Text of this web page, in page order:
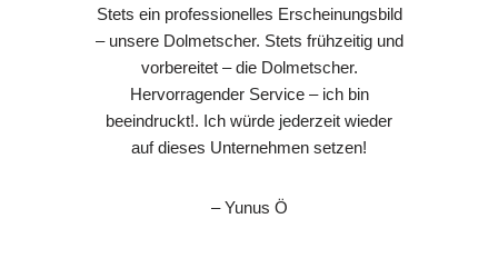
Stets ein professionelles Erscheinungsbild
– unsere Dolmetscher. Stets frühzeitig und
vorbereitet – die Dolmetscher.
Hervorragender Service – ich bin
beeindruckt!. Ich würde jederzeit wieder
auf dieses Unternehmen setzen!
– Yunus Ö